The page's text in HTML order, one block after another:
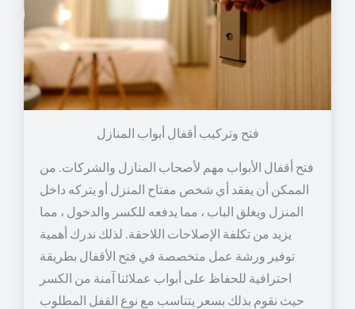
فتح وتركيب أقفال أبواب المنازل
فتح أقفال الأبواب مهم لأصحاب المنازل والشركات. من
الممكن أن يفقد أي شخص مفتاح المنزل أو يتركه داخل
المنزل ويغلق الباب ، مما يدفعه للكسر والدخول ، مما
يزيد من تكلفة الإصلاحات اللاحقة. لذلك ندرك أهمية
توفير ورشة عمل متخصصة في فتح الأقفال بطريقة
احترافية للحفاظ على أبواب عملائنا آمنة من الكسر
حيث نقوم بذلك بسعر يتناسب مع نوع القفل المطلوب